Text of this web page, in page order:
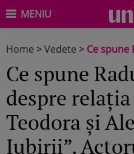
MENIU
Home >Vedete > Ce spune Radu Vâlcan despre
Ce spune
despre
Teodora și
Iubirii”.